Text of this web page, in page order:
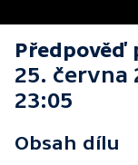
Předpověď
25. června
23:05
Obsah dílu